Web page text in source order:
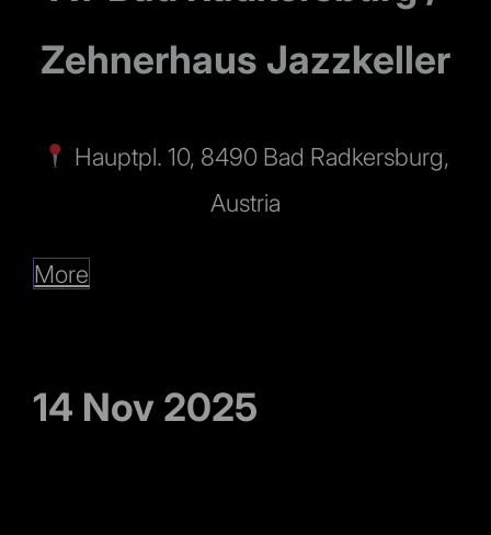
Zehnerhaus Jazzkeller
Hauptpl. 10, 8490 Bad Radkersburg,
Austria
More
14 Nov 2025